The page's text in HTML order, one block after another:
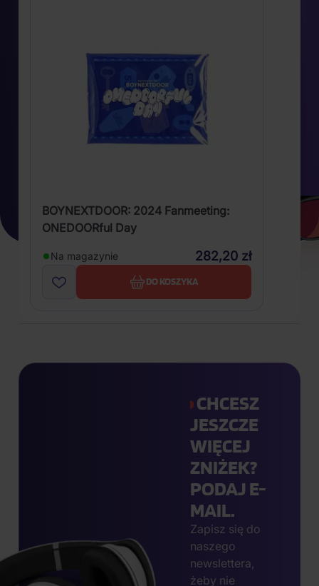
BOYNEXTDOOR: 2024 Fanmeeting:
ONEDOORful Day
Na magazynie 282,20 zł
DO KOSZYKA
CHCESZ
JESZCZE
WIĘCEJ
ZNIŻEK?
PODAJ E-
MAIL.
Zapisz się do
naszego
newslettera,
żeby nie